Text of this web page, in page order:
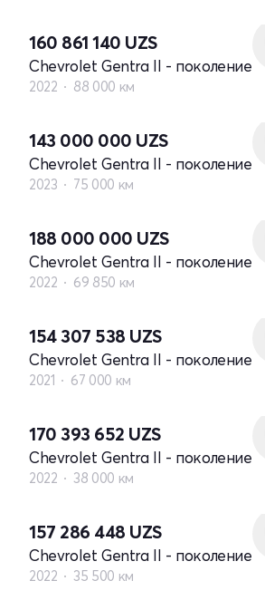
160 861 140 UZS
Chevrolet Gentra II - поколение
2022 88 000 км
143 000 000 UZS
Chevrolet Gentra II - поколение
2023 75 000 км
188 000 000 UZS
Chevrolet Gentra II - поколение
2022 69 850 км
154 307 538 UZS
Chevrolet Gentra II - поколение
2021 67 000 км
170 393 652 UZS
Chevrolet Gentra II - поколение
2022 38 000 км
157 286 448 UZS
Chevrolet Gentra II - поколение
2022 35 500 км